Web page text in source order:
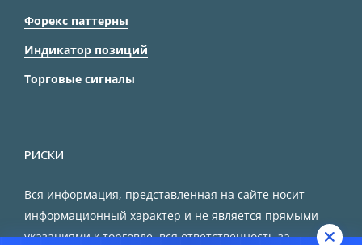
Форекс паттерны
Индикатор позиций
Торговые сигналы
РИСКИ
Вся информация, представленная на сайте носит
информационный характер и не является прямыми
указаниями к торговле, вся ответственность за